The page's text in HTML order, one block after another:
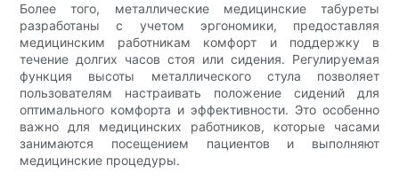
Более того, металлические медицинские табуреты
разработаны с учетом эргономики, предоставляя
медицинским работникам комфорт и поддержку в
течение долгих часов стоя или сидения. Регулируемая
функция высоты металлического стула позволяет
пользователям настраивать положение сидений для
оптимального комфорта и эффективности. Это особенно
важно для медицинских работников, которые часами
занимаются посещением пациентов и выполняют
медицинские процедуры.